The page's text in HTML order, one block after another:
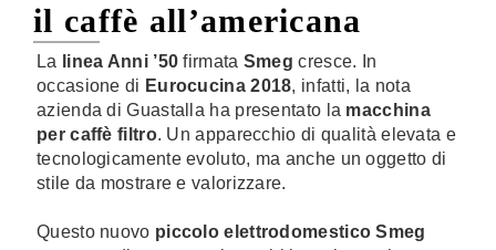
il caffè all’americana
La linea Anni ’50 firmata Smeg cresce. In
occasione di Eurocucina 2018, infatti, la nota
azienda di Guastalla ha presentato la macchina
per caffè filtro. Un apparecchio di qualità elevata e
tecnologicamente evoluto, ma anche un oggetto di
stile da mostrare e valorizzare.
Questo nuovo piccolo elettrodomestico Smeg